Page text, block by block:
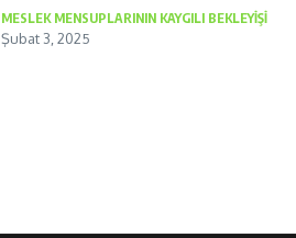
MESLEK MENSUPLARININ KAYGILI BEKLEYİŞİ
Şubat 3, 2025